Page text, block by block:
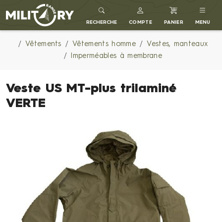
MILITARY RANGE FR
RECHERCHE COMPTE PANIER MENU
Vêtements Vêtements homme
Vestes, manteaux
Imperméables à membrane
Veste US MT-plus trilaminé
VERTE